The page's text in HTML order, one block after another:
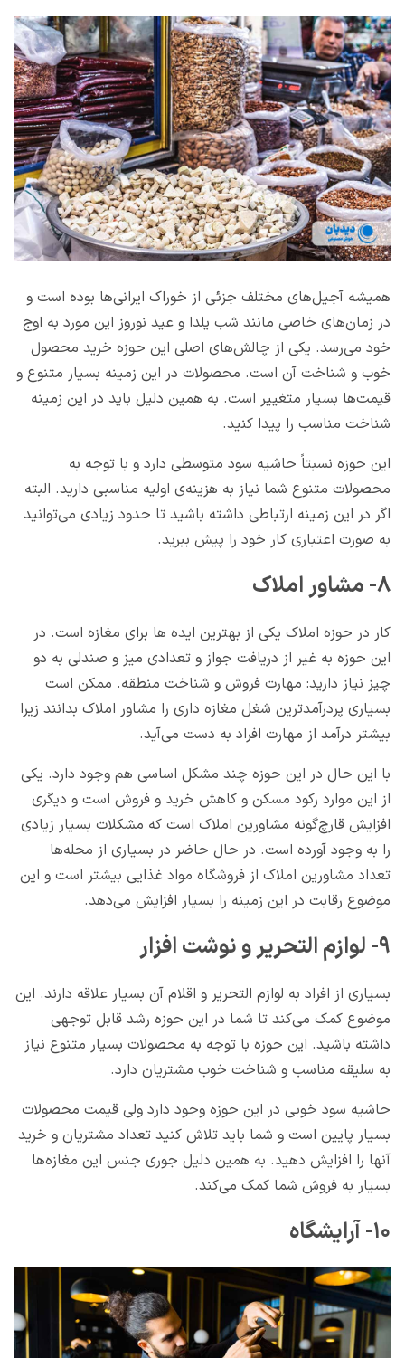
همیشه آجیل‌های مختلف جزئی از خوراک ایرانی‌ها بوده است و
در زمان‌های خاصی مانند شب یلدا و عید نوروز این مورد به اوج
خود می‌رسد. یکی از چالش‌های اصلی این حوزه خرید محصول
خوب و شناخت آن است. محصولات در این زمینه بسیار متنوع و
قیمت‌ها بسیار متغییر است. به همین دلیل باید در این زمینه
شناخت مناسب را پیدا کنید.
این حوزه نسبتاً حاشیه سود متوسطی دارد و با توجه به
محصولات متنوع شما نیاز به هزینه‌ی اولیه مناسبی دارید. البته
اگر در این زمینه ارتباطی داشته باشید تا حدود زیادی می‌توانید
به صورت اعتباری کار خود را پیش ببرید.
۸- مشاور املاک
کار در حوزه املاک یکی از بهترین ایده ها برای مغازه است. در
این حوزه به غیر از دریافت جواز و تعدادی میز و صندلی به دو
چیز نیاز دارید: مهارت فروش و شناخت منطقه. ممکن است
بسیاری پردرآمدترین شغل مغازه داری را مشاور املاک بدانند زیرا
بیشتر درآمد از مهارت افراد به دست می‌آید.
با این حال در این حوزه چند مشکل اساسی هم وجود دارد. یکی
از این موارد رکود مسکن و کاهش خرید و فروش است و دیگری
افزایش قارچ‌گونه مشاورین املاک است که مشکلات بسیار زیادی
را به وجود آورده است. در حال حاضر در بسیاری از محله‌ها
تعداد مشاورین املاک از فروشگاه مواد غذایی بیشتر است و این
موضوع رقابت در این زمینه را بسیار افزایش می‌دهد.
۹- لوازم التحریر و نوشت افزار
بسیاری از افراد به لوازم التحریر و اقلام آن بسیار علاقه دارند. این
موضوع کمک می‌کند تا شما در این حوزه رشد قابل توجهی
داشته باشید. این حوزه با توجه به محصولات بسیار متنوع نیاز
به سلیقه مناسب و شناخت خوب مشتریان دارد.
حاشیه سود خوبی در این حوزه وجود دارد ولی قیمت محصولات
بسیار پایین است و شما باید تلاش کنید تعداد مشتریان و خرید
آنها را افزایش دهید. به همین دلیل جوری جنس این مغازه‌ها
بسیار به فروش شما کمک می‌کند.
۱۰- آرایشگاه